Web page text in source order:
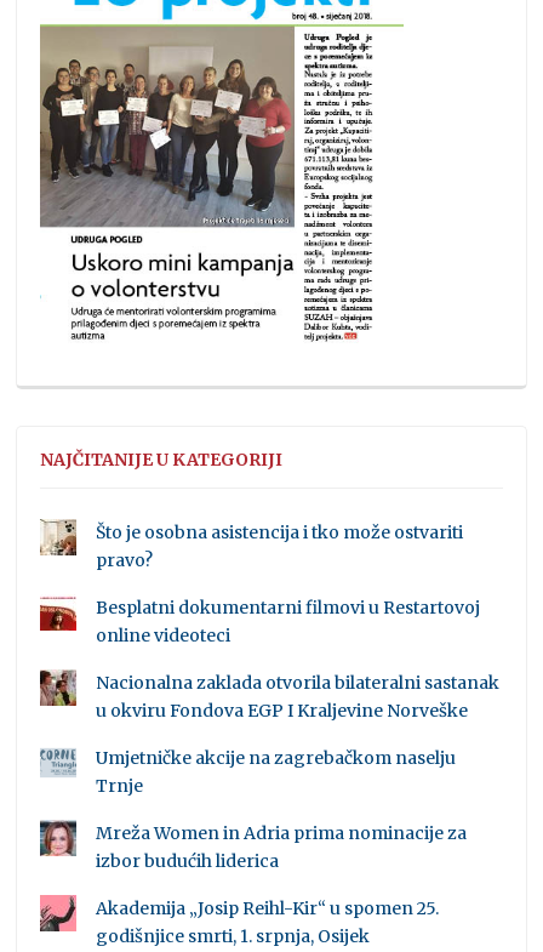
NAJČITANIJE U KATEGORIJI
Što je osobna asistencija i tko može ostvariti
pravo?
Besplatni dokumentarni filmovi u Restartovoj
online videoteci
Nacionalna zaklada otvorila bilateralni sastanak
u okviru Fondova EGP I Kraljevine Norveške
Umjetničke akcije na zagrebačkom naselju
Trnje
Mreža Women in Adria prima nominacije za
izbor budućih liderica
Akademija „Josip Reihl-Kir“ u spomen 25.
godišnjice smrti, 1. srpnja, Osijek